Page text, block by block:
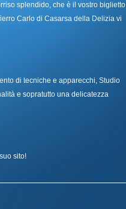
splendido, che è il vostro biglietto
Carlo di Casarsa della Delizia vi
di tecniche e apparecchi, Studio
e sopratutto una delicatezza
sito!